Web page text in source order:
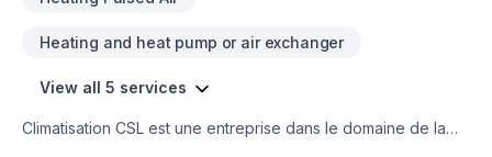
Heating and heat pump or air exchanger
View all 5 services
Climatisation CSL est une entreprise dans le domaine de la